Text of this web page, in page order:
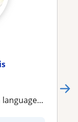
will have fun!